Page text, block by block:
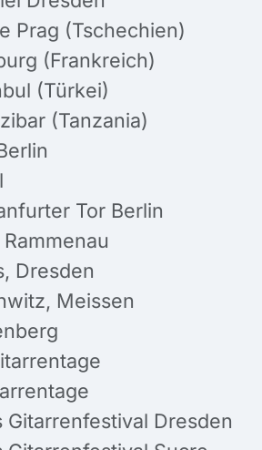
Prag (Tschechien)
(Frankreich)
(Türkei)
(Tanzania)
Tor Berlin
Dresden
Meissen
Gitarrenfestival Dresden